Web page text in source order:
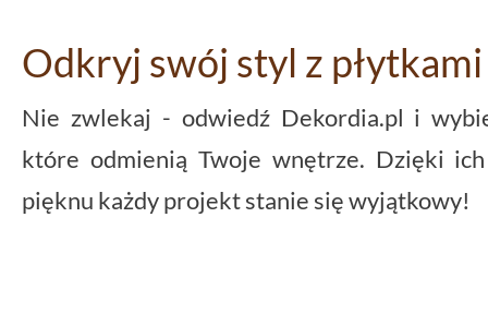
Odkryj swój styl z
Nie zwlekaj - odwiedź Dekordia.pl i
które odmienią Twoje wnętrze. Dzięki
pięknu każdy projekt stanie się wyjątkowy!